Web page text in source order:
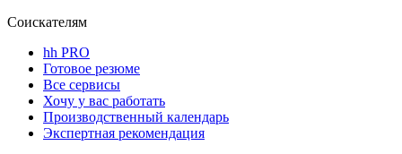
Соискателям
hh PRO
Готовое резюме
Все сервисы
Хочу у вас работать
Производственный календарь
Экспертная рекомендация